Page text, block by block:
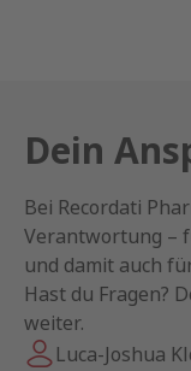
Dein
Bei Recordati
Verantwortung –
und damit auch
Hast du Fragen?
weiter.
Luca-Joshua